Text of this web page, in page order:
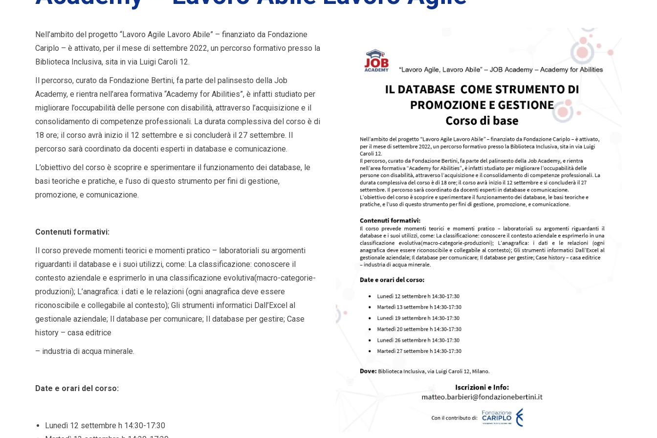
Nell’ambito del progetto “Lavoro Agile Lavoro Abile” – finanziato da Fondazione
Cariplo – è attivato, per il mese di settembre 2022, un percorso formativo presso la
Biblioteca Inclusiva, sita in via Luigi Caroli 12.
Il percorso, curato da Fondazione Bertini, fa parte del palinsesto della Job
Academy, e rientra nell’area formativa “Academy for Abilities”, è infatti studiato per
migliorare l’occupabilità delle persone con disabilità, attraverso l’acquisizione e il
consolidamento di competenze professionali. La durata complessiva del corso è di
18 ore; il corso avrà inizio il 12 settembre e si concluderà il 27 settembre. Il
percorso sarà coordinato da docenti esperti in database e comunicazione.
L’obiettivo del corso è scoprire e sperimentare il funzionamento dei database, le
basi teoriche e pratiche, e l’uso di questo strumento per fini di gestione,
promozione, e comunicazione.
Contenuti formativi:
Il corso prevede momenti teorici e momenti pratico – laboratoriali su argomenti
riguardanti il database e i suoi utilizzi, come: La classificazione: conoscere il
contesto aziendale e esprimerlo in una classificazione evolutiva(macro-categorie-
produzioni); L’anagrafica: i dati e le relazioni (ogni anagrafica deve essere
riconoscibile e collegabile al contesto); Gli strumenti informatici Dall’Excel al
gestionale aziendale; Il database per comunicare; Il database per gestire; Case
history – casa editrice
– industria di acqua minerale.
Date e orari del corso:
Lunedì 12 settembre h 14:30-17:30